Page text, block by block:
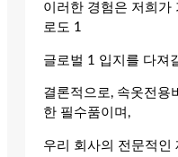
이러한 경험은 저희가
로도 1
글로벌 1 입지를 다져
결론적으로, 속옷전용
한 필수품이며,
우리 회사의 전문적인